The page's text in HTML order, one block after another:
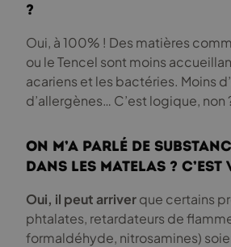
?
Oui, à 100% ! Des matières
ou le Tencel sont moins
acariens et les bactéries. Moins
d’allergènes… C’est logique, non
On m’a parlé de
dans les matelas ? C’est
Oui, il peut arriverque certains
phtalates, retardateurs de
formaldéhyde, nitrosamines)